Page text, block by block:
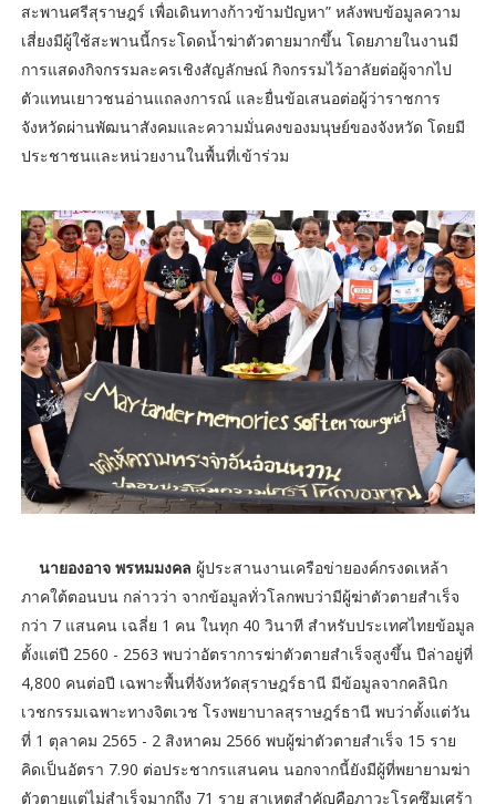
สะพานศรีสุราษฎร์ เพื่อเดินทางก้าวข้ามปัญหา” หลังพบข้อมูลความ
เสี่ยงมีผู้ใช้สะพานนี้กระโดดน้ำฆ่าตัวตายมากขึ้น โดยภายในงานมี
การแสดงกิจกรรมละครเชิงสัญลักษณ์ กิจกรรมไว้อาลัยต่อผู้จากไป
ตัวแทนเยาวชนอ่านแถลงการณ์ และยื่นข้อเสนอต่อผู้ว่าราชการ
จังหวัดผ่านพัฒนาสังคมและความมั่นคงของมนุษย์ของจังหวัด โดยมี
ประชาชนและหน่วยงานในพื้นที่เข้าร่วม
นายองอาจ พรหมมงคล ผู้ประสานงานเครือข่ายองค์กรงดเหล้า
ภาคใต้ตอนบน กล่าวว่า จากข้อมูลทั่วโลกพบว่ามีผู้ฆ่าตัวตายสำเร็จ
กว่า 7 แสนคน เฉลี่ย 1 คน ในทุก 40 วินาที สำหรับประเทศไทยข้อมูล
ตั้งแต่ปี 2560 - 2563 พบว่าอัตราการฆ่าตัวตายสำเร็จสูงขึ้น ปีล่าอยู่ที่
4,800 คนต่อปี เฉพาะพื้นที่จังหวัดสุราษฎร์ธานี มีข้อมูลจากคลินิก
เวชกรรมเฉพาะทางจิตเวช โรงพยาบาลสุราษฎร์ธานี พบว่าตั้งแต่วัน
ที่ 1 ตุลาคม 2565 - 2 สิงหาคม 2566 พบผู้ฆ่าตัวตายสำเร็จ 15 ราย
คิดเป็นอัตรา 7.90 ต่อประชากรแสนคน นอกจากนี้ยังมีผู้ที่พยายามฆ่า
ตัวตายแต่ไม่สำเร็จมากถึง 71 ราย สาเหตุสำคัญคือภาวะโรคซึมเศร้า